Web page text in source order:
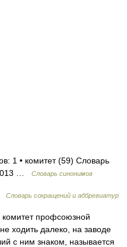
1 • комитет (59) Словарь
…
Словарь синонимов
Словарь сокращений и аббревиатур
профсоюзной
ходить далеко, на заводе
с ним знаком, называется